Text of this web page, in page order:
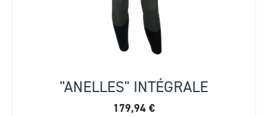
"ANELLES" INTÉGRALE
179,94 €